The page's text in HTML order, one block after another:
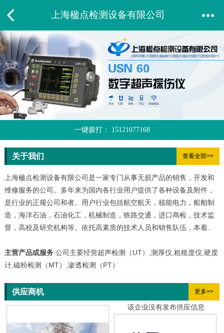
上海楹点检测设备有限公司
一键拨打： 15121077168
关于我们 查看全部>>
上海楹点检测设备有限公司是一家专门从事无损产品的销售，开发和
维修服务的公司。多年来为国内各行业用户提供了各种设备及附件，
是行业的正规公司和者。用户行业包括航空航天，核能电力，船舶制
造，海洋石油，石油化工，机械制造，铁路交通，进口商检，技术监
督，高校及研究机构等。依托高素质的技术人员和销售队伍，本着..
主营产品或服务:公司主要经营超声检测（UT）,测厚仪,粗糙度仪,硬度
计,磁粉检测（MT）,渗透检测（PT）
供应商机 更多>>
该企业没有发布供应信息